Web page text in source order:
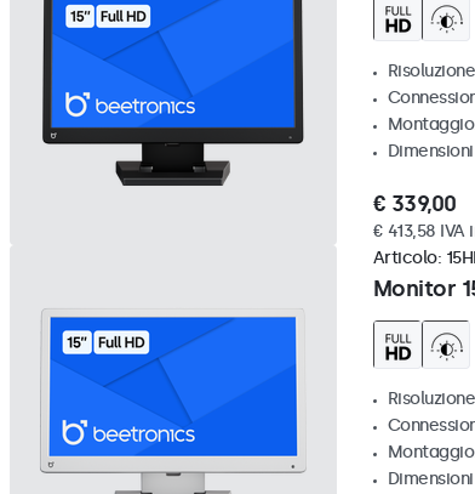
€ 339,00
€ 413,58 IVA
Monitor
Articolo: